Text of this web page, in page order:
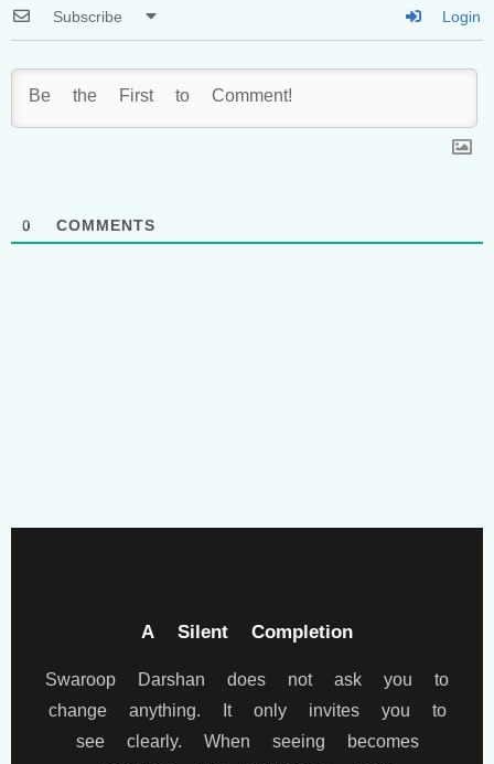
Subscribe Login
0 COMMENTS
A Silent Completion
Swaroop Darshan does not ask you to
change anything. It only invites you to
see clearly. When seeing becomes